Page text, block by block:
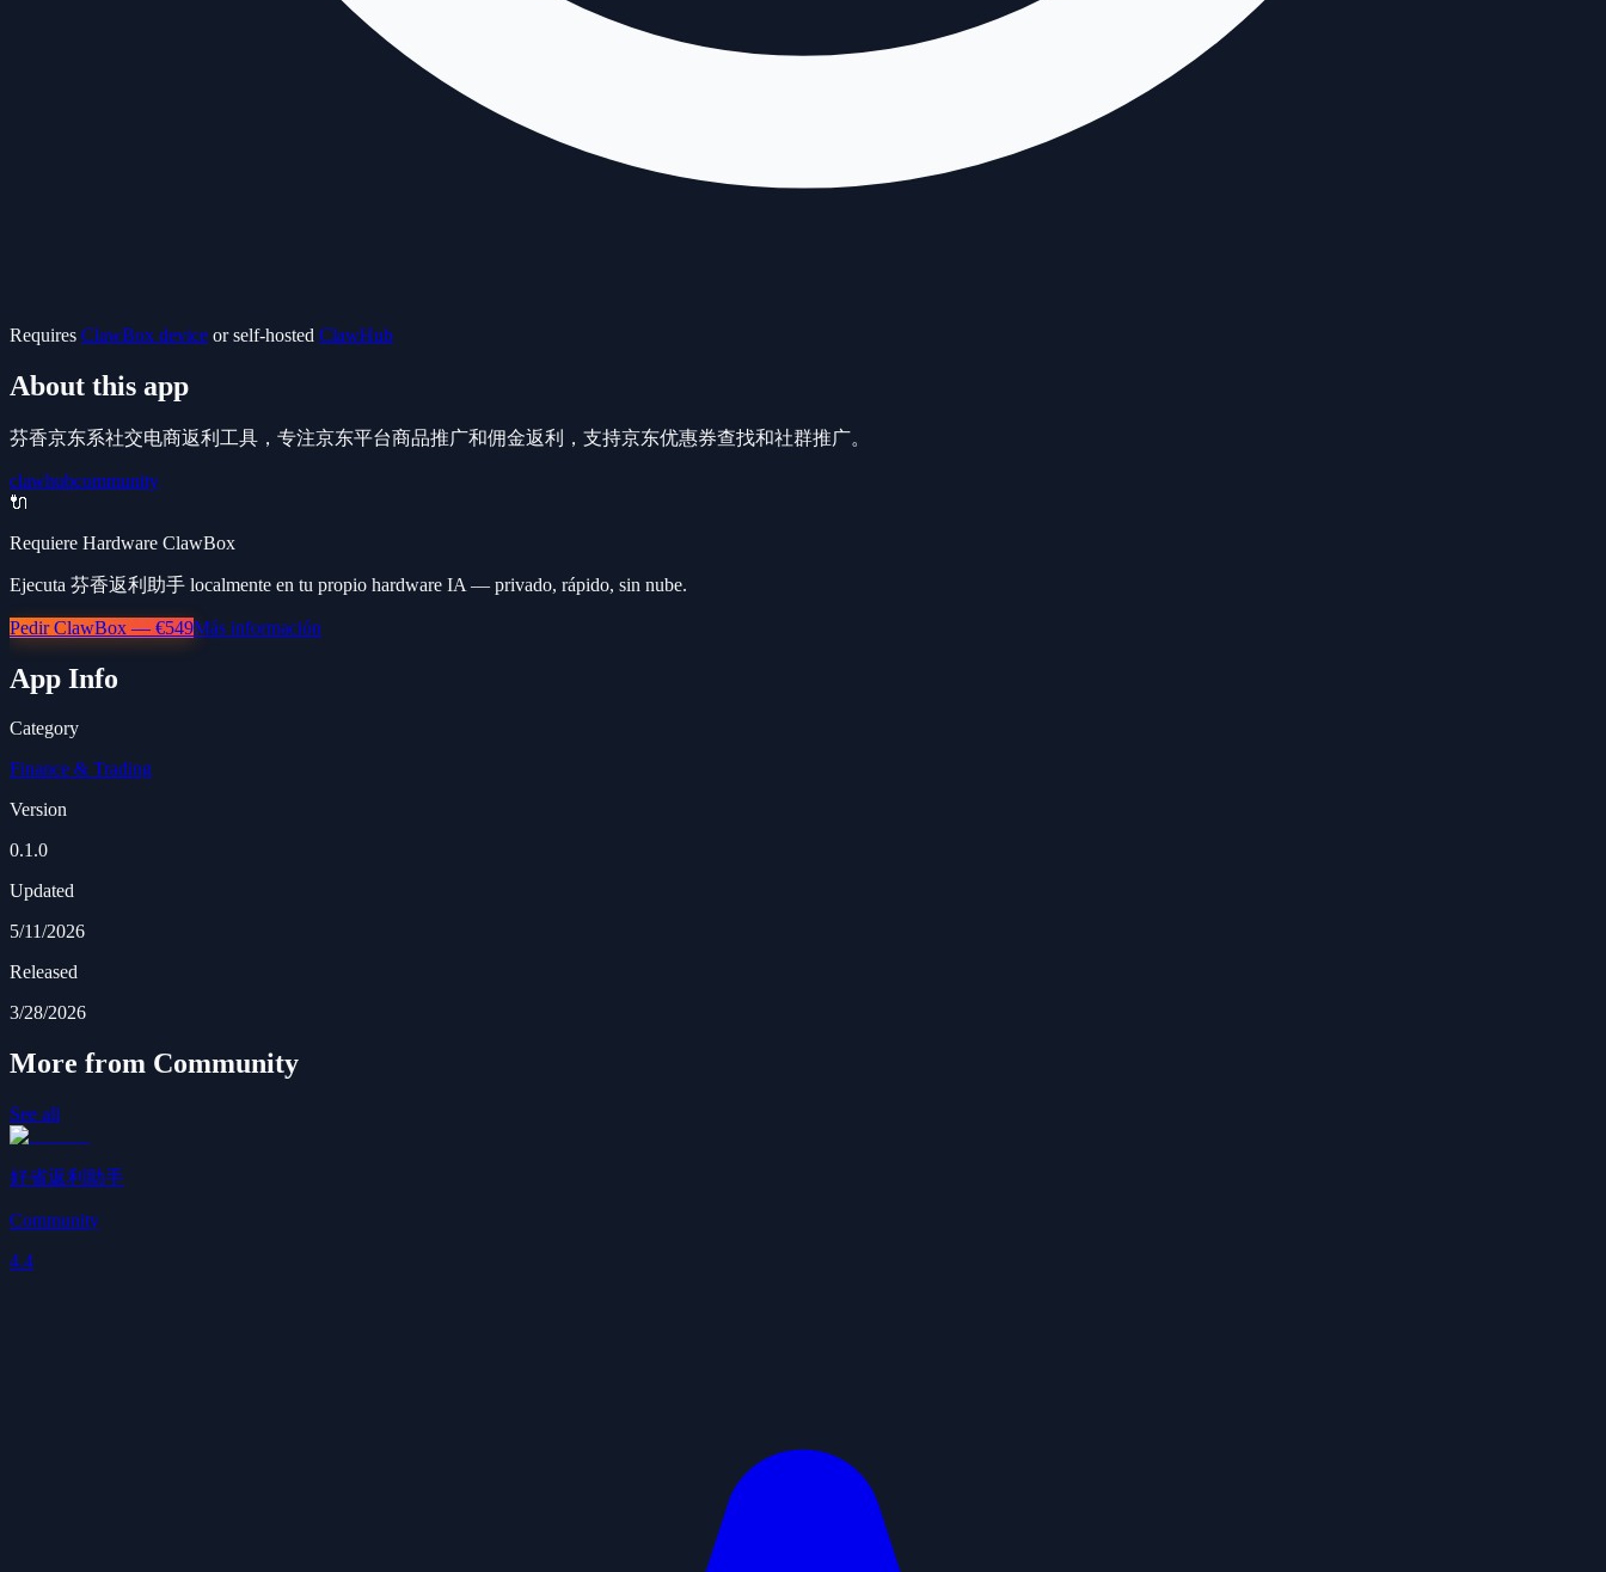
Requires ClawBox device or self-hosted ClawHub
About this app
芬香京东系社交电商返利工具，专注京东平台商品推广和佣金返利，支持京东优惠券查找和社群推广。
clawhubcommunity
🔌
Requiere Hardware ClawBox
Ejecuta 芬香返利助手 localmente en tu propio hardware IA — privado, rápido, sin nube.
Pedir ClawBox — €549Más información
App Info
Category
Finance & Trading
Version
0.1.0
Updated
5/11/2026
Released
3/28/2026
More from Community
See all
好省返利助手
Community
4.4